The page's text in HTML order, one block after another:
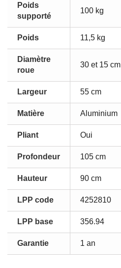
Poids
supporté
100 kg
Poids 11,5 kg
Diamètre
roue
30 et 15 cm
Largeur 55 cm
Matière Aluminium
Pliant Oui
Profondeur 105 cm
Hauteur 90 cm
LPP code 4252810
LPP base 356.94
Garantie 1 an